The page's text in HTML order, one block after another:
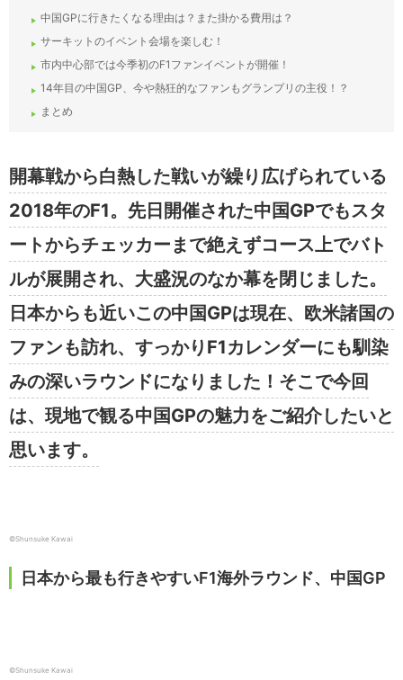
中国GPに行きたくなる理由は？また掛かる費用は？
サーキットのイベント会場を楽しむ！
市内中心部では今季初のF1ファンイベントが開催！
14年目の中国GP、今や熱狂的なファンもグランプリの主役！？
まとめ
開幕戦から白熱した戦いが繰り広げられている
2018年のF1。先日開催された中国GPでもスタ
ートからチェッカーまで絶えずコース上でバト
ルが展開され、大盛況のなか幕を閉じました。
日本からも近いこの中国GPは現在、欧米諸国の
ファンも訪れ、すっかりF1カレンダーにも馴染
みの深いラウンドになりました！そこで今回
は、現地で観る中国GPの魅力をご紹介したいと
思います。
©Shunsuke Kawai
日本から最も行きやすいF1海外ラウンド、中国GP
©Shunsuke Kawai